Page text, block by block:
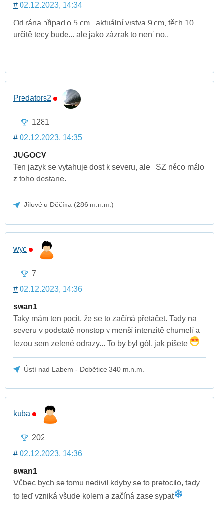
# 02.12.2023, 14:34
Od rána připadlo 5 cm.. aktuální vrstva 9 cm, těch 10
určitě tedy bude... ale jako zázrak to není no..
Predators2
1281
# 02.12.2023, 14:35
JUGOCV
Ten jazyk se vytahuje dost k severu, ale i SZ něco málo
z toho dostane.
Jílové u Děčína (286 m.n.m.)
wyc
7
# 02.12.2023, 14:36
swan1
Taky mám ten pocit, že se to začíná přetáčet. Tady na
severu v podstatě nonstop v menší intenzitě chumelí a
lezou sem zelené odrazy... To by byl gól, jak píšete
Ústí nad Labem - Dobětice 340 m.n.m.
kuba
202
# 02.12.2023, 14:36
swan1
Vůbec bych se tomu nedivil kdyby se to pretocilo, tady
to teď vzniká všude kolem a začíná zase sypat